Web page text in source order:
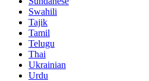
Swahili
Tajik
Tamil
Telugu
Thai
Ukrainian
Urdu